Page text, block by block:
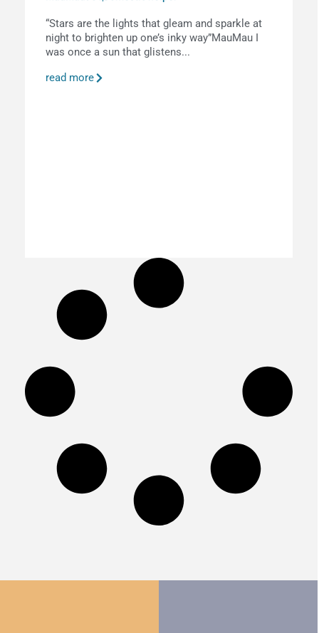
“Stars are the lights that gleam and sparkle at
night to brighten up one’s inky way”MauMau I
was once a sun that glistens...
read more